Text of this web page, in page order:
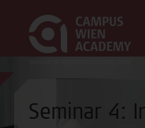
Seminar 4: